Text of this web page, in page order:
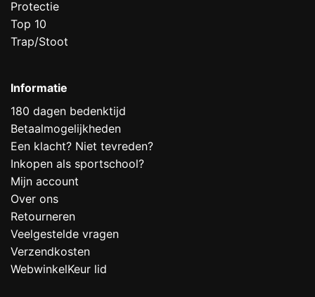
Protectie
Top 10
Trap/Stoot
Informatie
180 dagen bedenktijd
Betaalmogelijkheden
Een klacht? Niet tevreden?
Inkopen als sportschool?
Mijn account
Over ons
Retourneren
Veelgestelde vragen
Verzendkosten
WebwinkelKeur lid